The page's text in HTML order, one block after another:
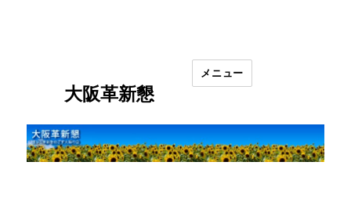
大阪革新懇
メニュー